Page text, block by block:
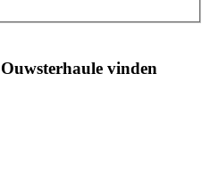
vinden